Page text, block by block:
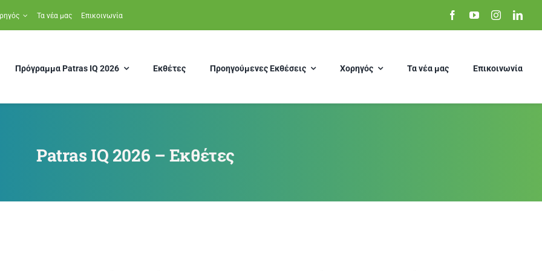
Τα νέα μας Επικοινωνία
Πρόγραμμα Patras IQ 2026 Εκθέτες Προηγούμενες Εκθέσεις Χορηγός Τα νέα μας Επικοινωνία
Patras IQ 2026 – Εκθέτες